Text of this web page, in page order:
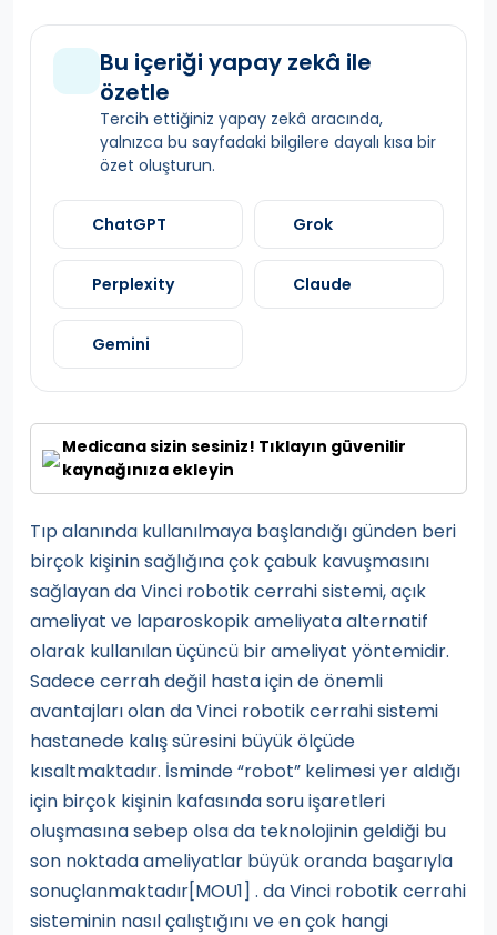
Bu içeriği yapay zekâ ile
özetle
Tercih ettiğiniz yapay zekâ aracında,
yalnızca bu sayfadaki bilgilere dayalı kısa bir
özet oluşturun.
ChatGPT Grok
Perplexity Claude
Gemini
Medicana sizin sesiniz! Tıklayın güvenilir
kaynağınıza ekleyin
Tıp alanında kullanılmaya başlandığı günden beri
birçok kişinin sağlığına çok çabuk kavuşmasını
sağlayan da Vinci robotik cerrahi sistemi, açık
ameliyat ve laparoskopik ameliyata alternatif
olarak kullanılan üçüncü bir ameliyat yöntemidir.
Sadece cerrah değil hasta için de önemli
avantajları olan da Vinci robotik cerrahi sistemi
hastanede kalış süresini büyük ölçüde
kısaltmaktadır. İsminde “robot” kelimesi yer aldığı
için birçok kişinin kafasında soru işaretleri
oluşmasına sebep olsa da teknolojinin geldiği bu
son noktada ameliyatlar büyük oranda başarıyla
sonuçlanmaktadır[MOU1] . da Vinci robotik cerrahi
sisteminin nasıl çalıştığını ve en çok hangi